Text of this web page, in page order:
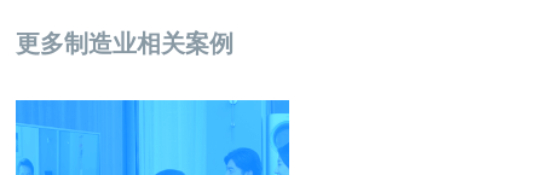
更多制造业相关案例